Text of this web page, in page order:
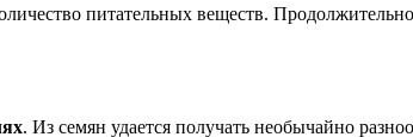
питательных веществ.
. Из семян удается получать необычайно